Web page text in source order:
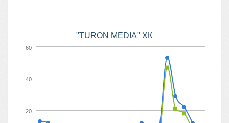
"TURON MEDIA" ХК
20
40
60